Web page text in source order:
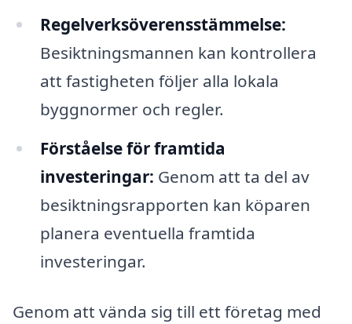
Regelverksöverensstämmelse:
Besiktningsmannen kan kontrollera
att fastigheten följer alla lokala
byggnormer och regler.
Förståelse för framtida
investeringar: Genom att ta del av
besiktningsrapporten kan köparen
planera eventuella framtida
investeringar.
Genom att vända sig till ett företag med